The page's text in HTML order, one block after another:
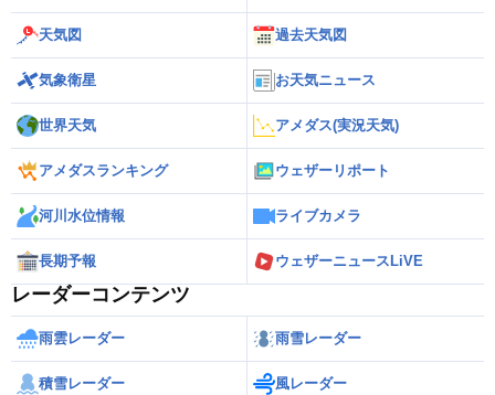
天気図 過去天気図
気象衛星 お天気ニュース
世界天気 アメダス(実況天気)
アメダスランキング ウェザーリポート
河川水位情報 ライブカメラ
長期予報 ウェザーニュースLiVE
レーダーコンテンツ
雨雲レーダー 雨雪レーダー
積雪レーダー 風レーダー